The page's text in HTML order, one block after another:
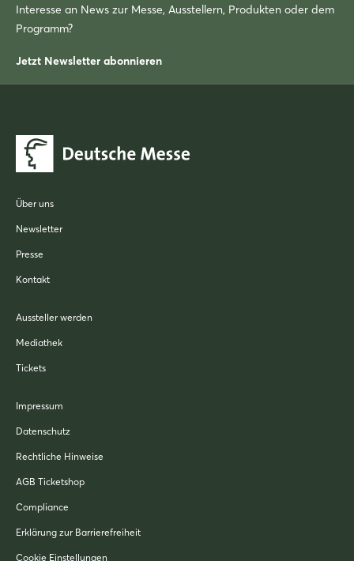
Interesse an News zur Messe, Ausstellern, Produkten oder dem
Programm?
Jetzt Newsletter abonnieren
Über uns
Newsletter
Presse
Kontakt
Aussteller werden
Mediathek
Tickets
Impressum
Datenschutz
Rechtliche Hinweise
AGB Ticketshop
Compliance
Erklärung zur Barrierefreiheit
Cookie Einstellungen